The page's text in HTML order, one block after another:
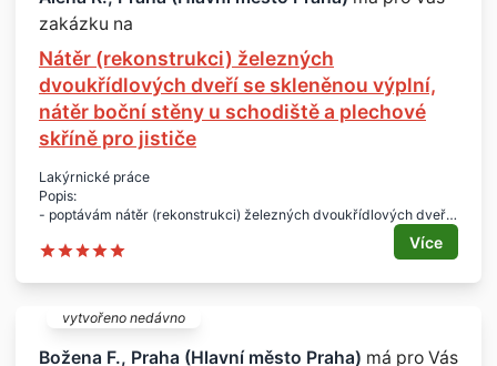
zakázku na
Nátěr (rekonstrukci) železných
dvoukřídlových dveří se skleněnou výplní,
nátěr boční stěny u schodiště a plechové
skříně pro jističe
Lakýrnické práce
Popis:
- poptávám nátěr (rekonstrukci) železných dvoukřídlových dveří
se skleněnou výplní, nátěr boční stěny u schodiště a plechové
skříně pro jističe
se skleněnou výplní, které jsou umístěny v interiéru bytového
domu (tzvn. spojovací dveře)
- dále doplnit tmely upevňující skleněné výplně v rámech dveří
Více
vytvořeno nedávno
Božena F., Praha (Hlavní město Praha) má pro Vás